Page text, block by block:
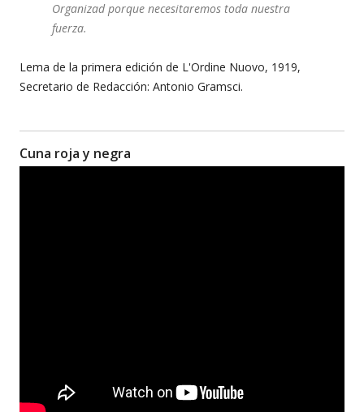
Organizad porque necesitaremos toda nuestra
fuerza.
Lema de la primera edición de L'Ordine Nuovo, 1919,
Secretario de Redacción: Antonio Gramsci.
Cuna roja y negra